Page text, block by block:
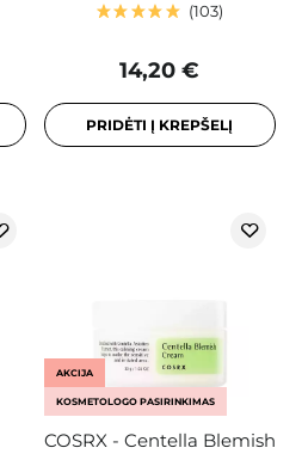
103
14,20 €
PRIDĖTI Į KREPŠELĮ
AKCIJA
KOSMETOLOGO PASIRINKIMAS
COSRX - Centella Blemish